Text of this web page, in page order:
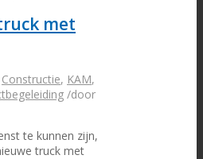
met
Constructie, KAM,
/door
te kunnen zijn,
truck met